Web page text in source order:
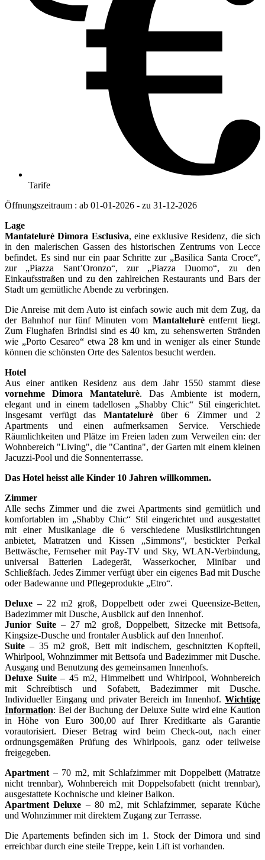
Tarife
Öffnungszeitraum : ab 01-01-2026 - zu 31-12-2026
Lage
Mantatelurè Dimora Esclusiva, eine exklusive Residenz, die sich
in den malerischen Gassen des historischen Zentrums von Lecce
befindet. Es sind nur ein paar Schritte zur „Basilica Santa Croce“,
zur „Piazza Sant’Oronzo“, zur „Piazza Duomo“, zu den
Einkaufsstraßen und zu den zahlreichen Restaurants und Bars der
Stadt um gemütliche Abende zu verbringen.
Die Anreise mit dem Auto ist einfach sowie auch mit dem Zug, da
der Bahnhof nur fünf Minuten vom Mantaltelurèentfernt liegt.
Zum Flughafen Brindisi sind es 40 km, zu sehenswerten Stränden
wie „Porto Cesareo“ etwa 28 km und in weniger als einer Stunde
können die schönsten Orte des Salentos besucht werden.
Hotel
Aus einer antiken Residenz aus dem Jahr 1550 stammt diese
vornehme Dimora Mantatelurè. Das Ambiente ist modern,
elegant und in einem tadellosen „Shabby Chic“ Stil eingerichtet.
Insgesamt verfügt das Mantatelurèüber 6 Zimmer und 2
Apartments und einen aufmerksamen Service. Verschiede
Räumlichkeiten und Plätze im Freien laden zum Verweilen ein: der
Wohnbereich "Living", die "Cantina", der Garten mit einem kleinen
Jacuzzi-Pool und die Sonnenterrasse.
Das Hotel heisst alle Kinder 10 Jahren willkommen.
Zimmer
Alle sechs Zimmer und die zwei Apartments sind gemütlich und
komfortablen im „Shabby Chic“ Stil eingerichtet und ausgestattet
mit einer Musikanlage die 6 verschiedene Musikstilrichtungen
anbietet, Matratzen und Kissen „Simmons“, bestickter Perkal
Bettwäsche, Fernseher mit Pay-TV und Sky, WLAN-Verbindung,
universal Batterien Ladegerät, Wasserkocher, Minibar und
Schließfach. Jedes Zimmer verfügt über ein eigenes Bad mit Dusche
oder Badewanne und Pflegeprodukte „Etro“.
Deluxe – 22 m2 groß, Doppelbett oder zwei Queensize-Betten,
Badezimmer mit Dusche, Ausblick auf den Innenhof.
Junior Suite – 27 m2 groß, Doppelbett, Sitzecke mit Bettsofa,
Kingsize-Dusche und frontaler Ausblick auf den Innenhof.
Suite – 35 m2 groß, Bett mit indischem, geschnitzten Kopfteil,
Whirlpool, Wohnzimmer mit Bettsofa und Badezimmer mit Dusche.
Ausgang und Benutzung des gemeinsamen Innenhofs.
Deluxe Suite– 45 m2, Himmelbett und Whirlpool, Wohnbereich
mit Schreibtisch und Sofabett, Badezimmer mit Dusche.
Individueller Eingang und privater Bereich im Innenhof. Wichtige
Information: Bei der Buchung der Deluxe Suite wird eine Kaution
in Höhe von Euro 300,00 auf Ihrer Kreditkarte als Garantie
vorautorisiert. Dieser Betrag wird beim Check-out, nach einer
ordnungsgemäßen Prüfung des Whirlpools, ganz oder teilweise
freigegeben.
Apartment – 70 m2, mit Schlafzimmer mit Doppelbett (Matratze
nicht trennbar), Wohnbereich mit Doppelsofabett (nicht trennbar),
ausgestattete Kochnische und kleiner Balkon.
Apartment Deluxe – 80 m2, mit Schlafzimmer, separate Küche
und Wohnzimmer mit direktem Zugang zur Terrasse.
Die Apartements befinden sich im 1. Stock der Dimora und sind
erreichbar durch eine steile Treppe, kein Lift ist vorhanden.